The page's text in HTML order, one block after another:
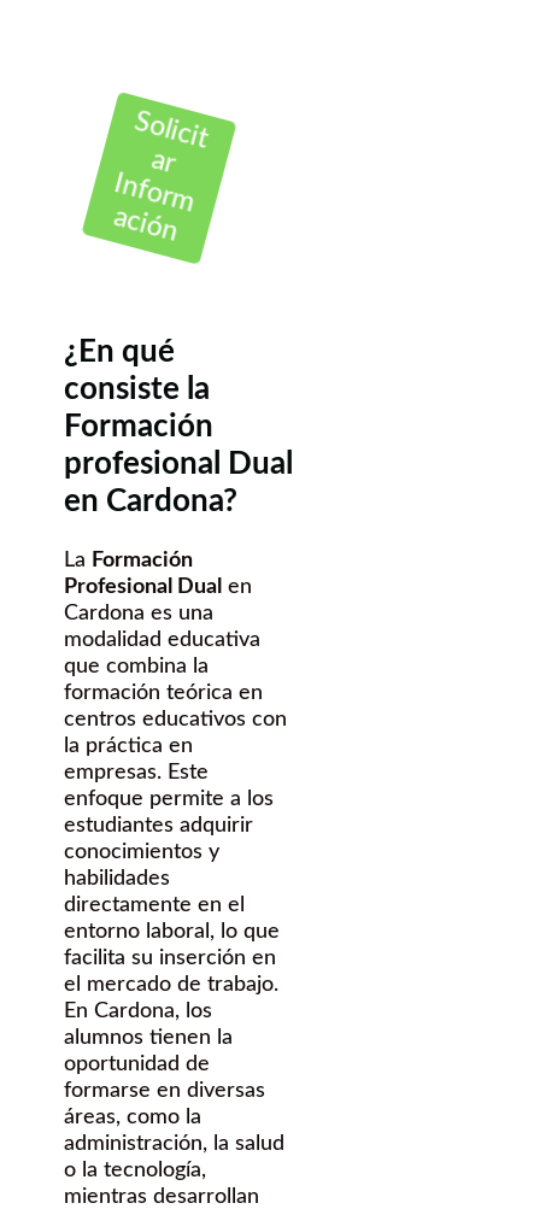
Solicit
ar
Inform
ación
¿En qué
consiste la
Formación
profesional Dual
en Cardona?
La Formación
Profesional Dual en
Cardona es una
modalidad educativa
que combina la
formación teórica en
centros educativos con
la práctica en
empresas. Este
enfoque permite a los
estudiantes adquirir
conocimientos y
habilidades
directamente en el
entorno laboral, lo que
facilita su inserción en
el mercado de trabajo.
En Cardona, los
alumnos tienen la
oportunidad de
formarse en diversas
áreas, como la
administración, la salud
o la tecnología,
mientras desarrollan